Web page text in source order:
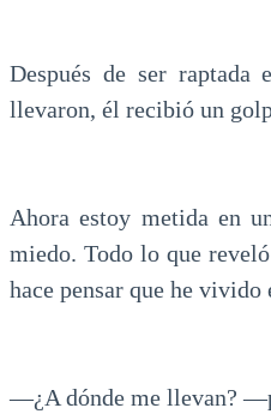
Después de ser raptada
llevaron, él recibió un
Ahora estoy metida en
miedo. Todo lo que
hace pensar que he
—¿A dónde me llevan?